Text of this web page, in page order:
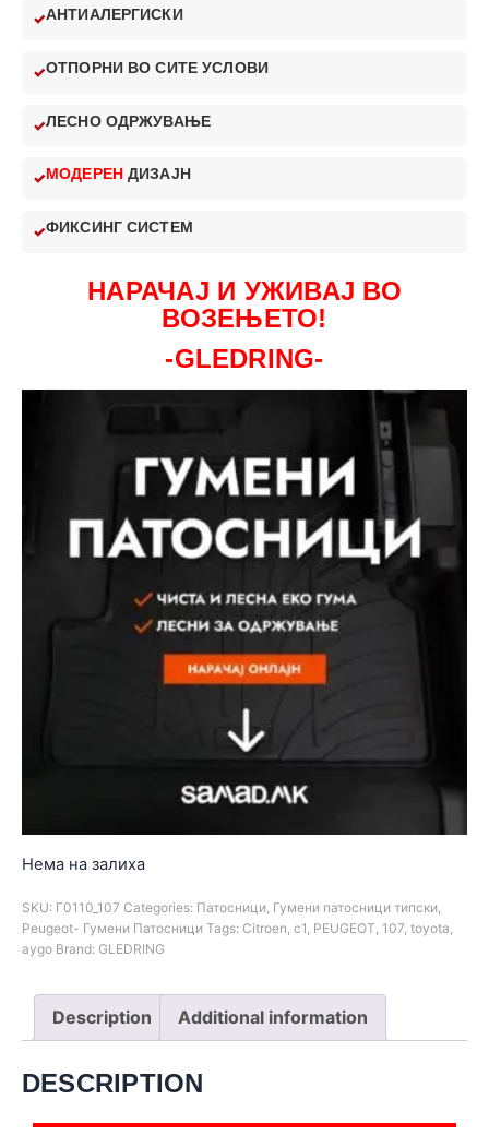
АНТИАЛЕРГИСКИ
ОТПОРНИ ВО СИТЕ УСЛОВИ
ЛЕСНО ОДРЖУВАЊЕ
МОДЕРЕН ДИЗАЈН
ФИКСИНГ СИСТЕМ
НАРАЧАЈ И УЖИВАЈ ВО
ВОЗЕЊЕТО!
-GLEDRING-
Нема на залиха
SKU: Г0110_107 Categories: Патосници Гумени патосници типски
Peugeot- Гумени Патосници Tags: Citroen c1 PEUGEOT 107 toyota
aygo Brand: GLEDRING
Description Additional information
DESCRIPTION